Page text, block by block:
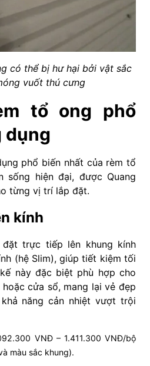
có thể bị hư hại bởi vật sắc
vuốt thú cưng
tổ ong phổ
dụng
phổ biến nhất của rèm tổ
sống hiện đại, được Quang
từng vị trí lắp đặt.
kính
trực tiếp lên khung kính
(hệ Slim), giúp tiết kiệm tối
này đặc biệt phù hợp cho
cửa sổ, mang lại vẻ đẹp
năng cản nhiệt vượt trội
VNĐ – 1.411.300 VNĐ/bộ
màu sắc khung).